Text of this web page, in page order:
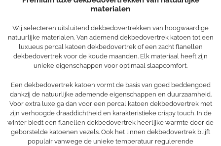
materialen
Wij selecteren uitsluitend dekbedovertrekken van hoogwaardige
natuurlijke materialen. Van ademend dekbedovertrek katoen tot een
luxueus percal katoen dekbedovertrek of een zacht flanellen
dekbedovertrek voor de koude maanden. Elk materiaal heeft zijn
unieke eigenschappen voor optimaal slaapcomfort.
Een dekbedovertrek katoen vormt de basis van goed beddengoed
dankzij de natuurlijke ademende eigenschappen en duurzaamheid.
Voor extra luxe ga dan voor een percal katoen dekbedovertrek met
zijn verhoogde draaddichtheid en karakteristieke crispy touch. In de
winter biedt een flanellen dekbedovertrek heerlijke warmte door de
geborstelde katoenen vezels. Ook het linnen dekbedovertrek blijft
populair vanwege de unieke temperatuur regulerende